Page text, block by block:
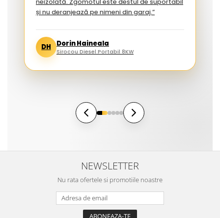
neizolată. Zgomotul este destul de suportabil
și nu deranjează pe nimeni din garaj.”
DH Dorin Haineala
Sirocou Diesel Portabil 8KW
NEWSLETTER
Nu rata ofertele si promotiile noastre